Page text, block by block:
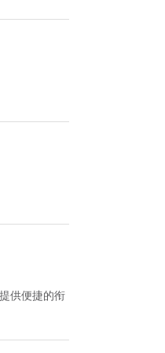
供便捷的衔